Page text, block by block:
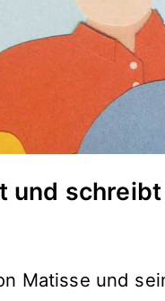
und
Matisse und